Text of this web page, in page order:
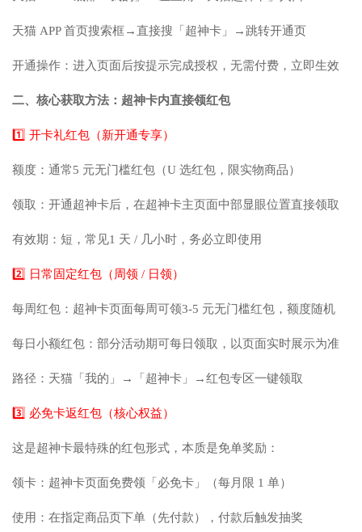
天猫 APP 首页搜索框→直接搜「超神卡」→跳转开通页
开通操作：进入页面后按提示完成授权，无需付费，立即生效
二、核心获取方法：超神卡内直接领红包
1️⃣ 开卡礼红包（新开通专享）
额度：通常5 元无门槛红包（U 选红包，限实物商品）
领取：开通超神卡后，在超神卡主页面中部显眼位置直接领取
有效期：短，常见1 天 / 几小时，务必立即使用
2️⃣ 日常固定红包（周领 / 日领）
每周红包：超神卡页面每周可领3-5 元无门槛红包，额度随机
每日小额红包：部分活动期可每日领取，以页面实时展示为准
路径：天猫「我的」→「超神卡」→红包专区一键领取
3️⃣ 必免卡返红包（核心权益）
这是超神卡最特殊的红包形式，本质是免单奖励：
领卡：超神卡页面免费领「必免卡」（每月限 1 单）
使用：在指定商品页下单（先付款），付款后触发抽奖